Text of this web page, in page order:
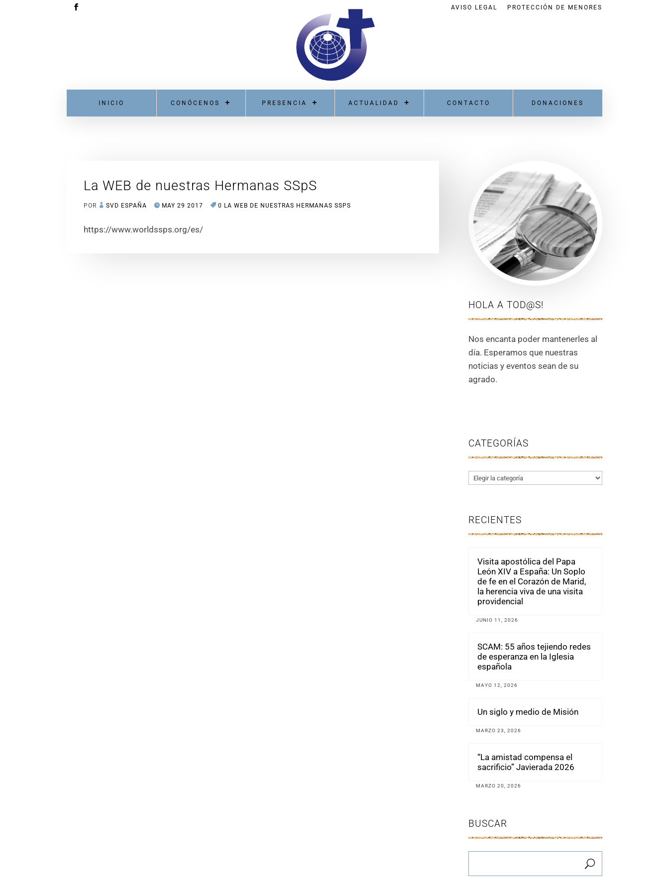
AVISO LEGAL PROTECCIÓN DE MENORES
INICIO CONÓCENOS PRESENCIA ACTUALIDAD CONTACTO DONACIONES
La WEB de nuestras Hermanas SSpS
POR SVD ESPAÑA MAY 29 2017 0 LA WEB DE NUESTRAS HERMANAS SSPS
https://www.worldssps.org/es/
HOLA A TOD@S!
Nos encanta poder mantenerles al
día. Esperamos que nuestras
noticias y eventos sean de su
agrado.
CATEGORÍAS
Categorías
RECIENTES
Visita apostólica del Papa
León XIV a España: Un Soplo
de fe en el Corazón de Marid,
la herencia viva de una visita
providencial
JUNIO 11, 2026
SCAM: 55 años tejiendo redes
de esperanza en la Iglesia
española
MAYO 12, 2026
Un siglo y medio de Misión
MARZO 23, 2026
“La amistad compensa el
sacrificio” Javierada 2026
MARZO 20, 2026
BUSCAR